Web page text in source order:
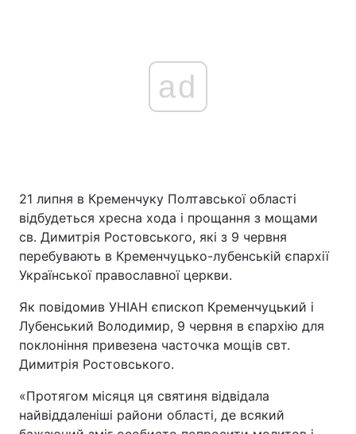
ad
21 липня в Кременчуку Полтавської області
відбудеться хресна хода і прощання з мощами
св. Димитрія Ростовського, які з 9 червня
перебувають в Кременчуцько-лубенській єпархії
Української православної церкви.
Як повідомив УНІАН єпископ Кременчуцький і
Лубенський Володимир, 9 червня в єпархію для
поклоніння привезена часточка мощів свт.
Димитрія Ростовського.
«Протягом місяця ця святиня відвідала
найвіддаленіші райони області, де всякий